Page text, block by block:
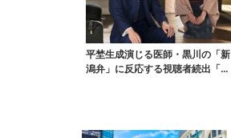
平埜生成演じる医師・黒川の「新
潟弁」に反応する視聴者続出「グ